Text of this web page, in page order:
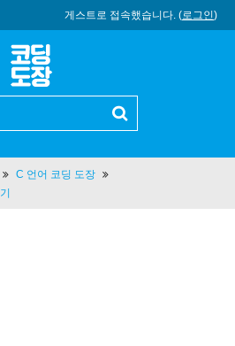
게스트로 접속했습니다. (로그인)
C 언어 코딩 도장